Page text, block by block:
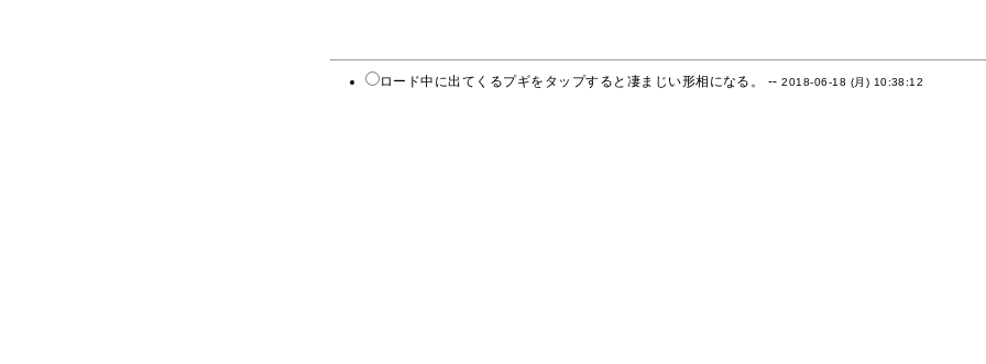
ロード中に出てくるプギをタップすると凄まじい形相になる。 --2018-06-18 (月) 10:38:12